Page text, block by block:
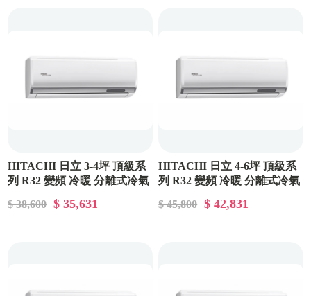
HITACHI 日立 3-4坪 頂級系
列 R32 變頻 冷暖 分離式冷氣
$ 38,600
$ 35,631
HITACHI 日立 4-6坪 頂級系
列 R32 變頻 冷暖 分離式冷氣
$ 45,800
$ 42,831